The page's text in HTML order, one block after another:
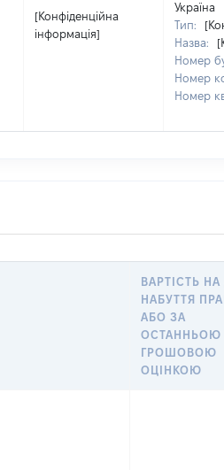
[Конфіденційна
інформація]
Україна
Тип:
Назва:
Номер
Номер
Номер
ВАРТІСТЬ НА
НАБУТТЯ
АБО ЗА
ОСТАННЬОЮ
ГРОШОВОЮ
ОЦІНКОЮ